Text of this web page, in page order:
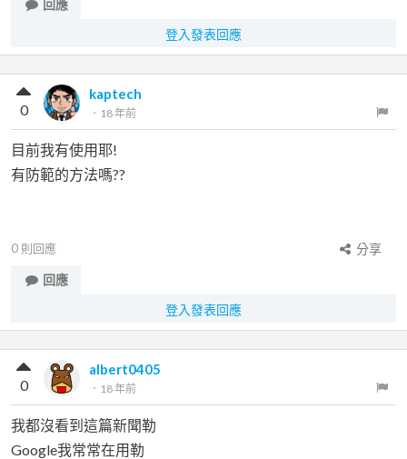
回應
登入發表回應
kaptech
． 18 年前
0
目前我有使用耶!
有防範的方法嗎??
0 則回應
分享
回應
登入發表回應
albert0405
． 18 年前
0
我都沒看到這篇新聞勒
Google我常常在用勒